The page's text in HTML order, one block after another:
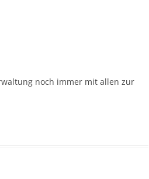
noch immer mit allen zur